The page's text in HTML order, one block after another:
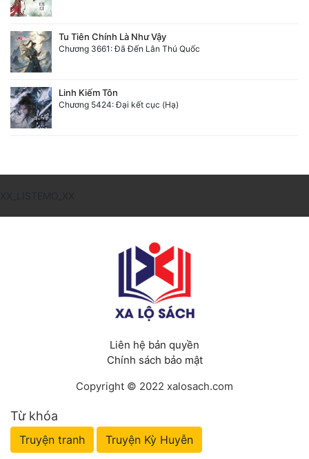
Tu Tiên Chính Là Như Vậy
Chương 3661: Đã Đến Lân Thú Quốc
Linh Kiếm Tôn
Chương 5424: Đại kết cục (Hạ)
Liên hệ bản quyền
Chính sách bảo mật
Copyright © 2022 xalosach.com
Từ khóa
Truyện tranh Truyện Kỳ Huyễn